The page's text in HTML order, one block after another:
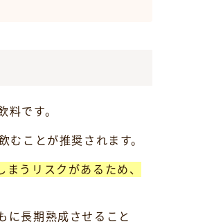
です。
ことが推奨されます。
うリスクがあるため、
に長期熟成させること